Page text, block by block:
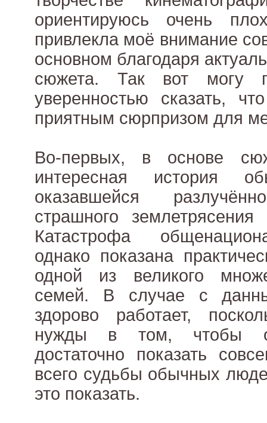
ориентируюсь очень
привлекла моё внимание
основном благодаря
сюжета. Так вот могу
уверенностью сказать,
приятным сюрпризом для
Во-первых, в основе
интересная история
оказавшейся
страшного
Катастрофа
однако показана
одной из великого
семей. В случае с
здорово работает,
нужды в том, чтобы
достаточно показать
всего судьбы обычных
это показать.